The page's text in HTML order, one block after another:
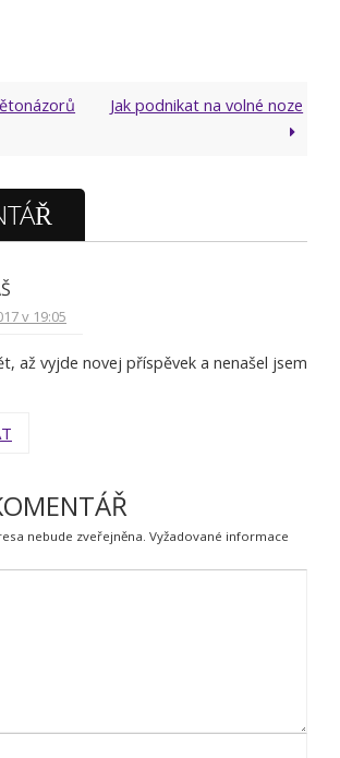
Jak podnikat na volné noze
v 19:05
až vyjde novej příspěvek a nenašel jsem
nebude zveřejněna. Vyžadované informace